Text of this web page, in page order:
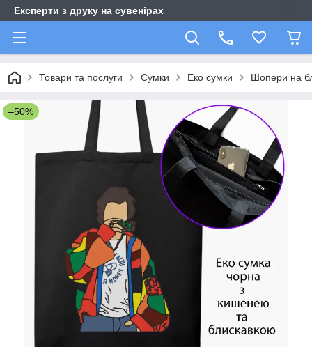
Експерти з друку на сувенірах
Товари та послуги Сумки Еко сумки Шопери на
–50%